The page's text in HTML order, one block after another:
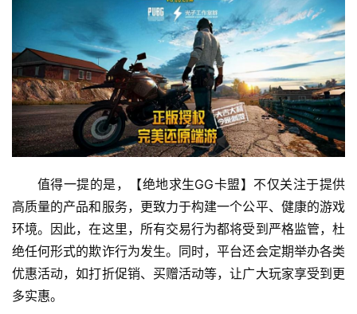
值得一提的是，【绝地求生GG卡盟】不仅关注于提供
高质量的产品和服务，更致力于构建一个公平、健康的游戏
环境。因此，在这里，所有交易行为都将受到严格监管，杜
绝任何形式的欺诈行为发生。同时，平台还会定期举办各类
优惠活动，如打折促销、买赠活动等，让广大玩家享受到更
多实惠。